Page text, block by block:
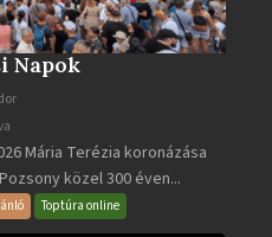
Napok
Mária Terézia koronázása
közel 300 éven...
Toptúra online